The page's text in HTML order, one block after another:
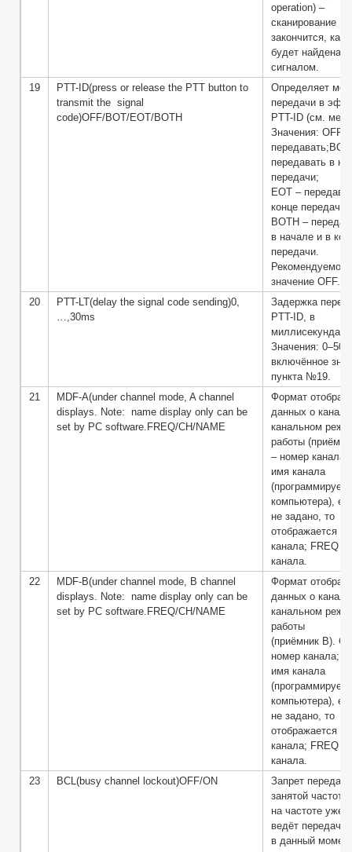
operation) –
сканирование
закончится, как
будет найдена
сигналом.
19
PTT-ID(press or release the PTT button to
transmit the signal
code)OFF/BOT/EOT/BOTH
Определяет
передачи в
PTT-ID (см.
Значения: OFF
передавать в
передачи;
EOT –
конце передачи;
BOTH –
в начале и в
передачи.
Рекомендуемое
значение OFF.
20
PTT-LT(delay the signal code sending)0,
…,30ms
Задержка
PTT-ID, в
миллисекундах.
Значения: 0–50,
включённое
пункта №19.
21
MDF-A(under channel mode, A channel
displays. Note: name display only can be
set by PC software.FREQ/CH/NAME
Формат
данных о
канальном
работы
– номер канала;
имя канала
компьютера),
не задано, то
отображается
канала; FREQ –
канала.
22
MDF-B(under channel mode, B channel
displays. Note: name display only can be
set by PC software.FREQ/CH/NAME
Формат
данных о
канальном
работы
(приёмник B).
номер канала;
имя канала
компьютера),
не задано, то
отображается
канала; FREQ –
канала.
23
BCL(busy channel lockout)OFF/ON
Запрет
занятой
на частоте уже
ведёт передачу
в данный